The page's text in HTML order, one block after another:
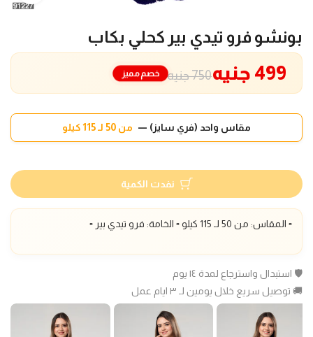
بونشو فرو تيدي بير كحلي بكاب
750 جنيه 499 جنيه خصم مميز
مقاس واحد (فري سايز) — من 50 لـ 115 كيلو
نفدت الكمية
▫️ المقاس: من 50 لـ 115 كيلو ▫️ الخامة: فرو تيدي بير ▫️
🛡️ استبدال واسترجاع لمدة ١٤ يوم
🚚 توصيل سريع خلال يومين لـ ٣ ايام عمل